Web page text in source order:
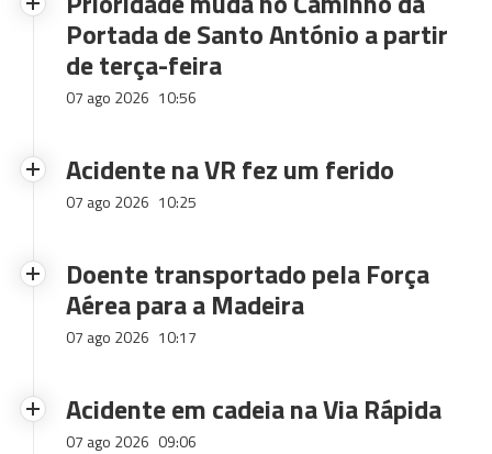
Portada de Santo António a partir
de terça-feira
07 ago 2026 10:56
Acidente na VR fez um ferido
07 ago 2026 10:25
Doente transportado pela Força
Aérea para a Madeira
07 ago 2026 10:17
Acidente em cadeia na Via Rápida
07 ago 2026 09:06